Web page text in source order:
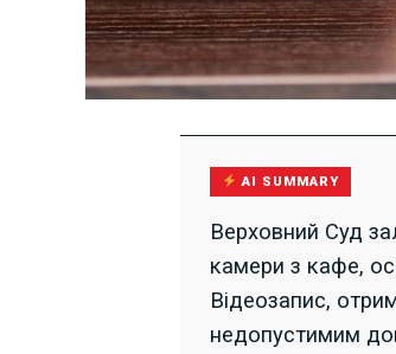
AI SUMMARY
Верховний Суд
камери з кафе,
Відеозапис,
недопустимим